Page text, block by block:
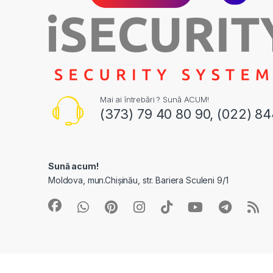
Mai ai întrebări ? Sună ACUM!
(373) 79 40 80 90, (022)
Sună acum!
Moldova, mun.Chișinău, str. Bariera Sculeni 9/1